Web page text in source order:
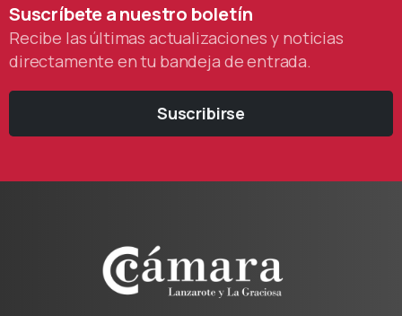
Suscríbeteanuestro boletín
Recibe las últimas actualizaciones y noticias
directamente en tu bandeja de entrada.
Suscribirse